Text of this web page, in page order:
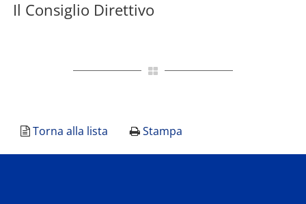
Il Consiglio Direttivo
Torna alla lista Stampa